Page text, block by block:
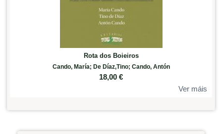
Rota dos Boieiros
Cando, María; De Díaz,Tino; Cando, Antón
18,00 €
Ver máis